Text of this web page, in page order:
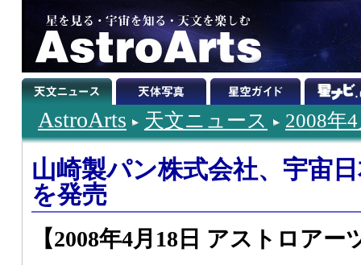
AstroArts 天文ニュース 2008年
山崎製パン株式会社、宇宙
を発売
【2008年4月18日 アストロアー